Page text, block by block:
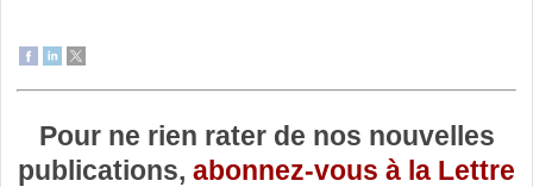
Pour ne rien rater de nos nouvelles
publications, abonnez-vous à la Lettre